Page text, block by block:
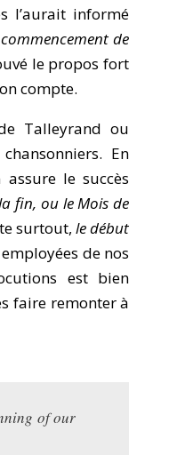
l’aurait informé
commencement de
le propos fort
compte.
Talleyrand ou
En
assure le succès
fin, ou le Mois de
surtout,le début
de nos
est bien
faire remonter à
of our